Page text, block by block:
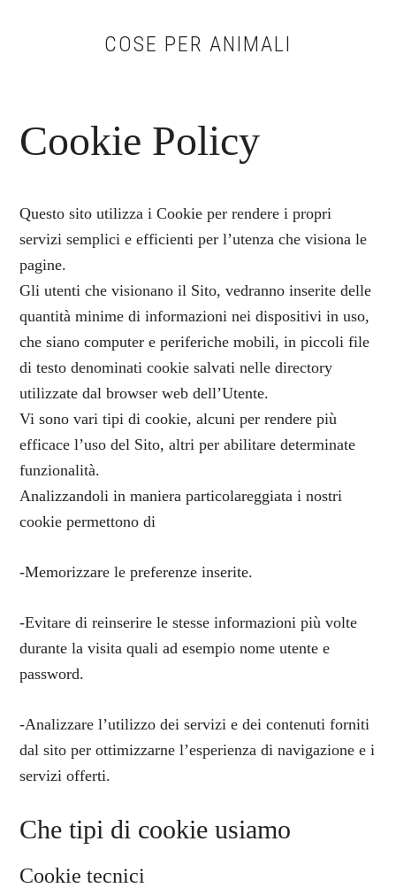
COSE PER ANIMALI
Cookie Policy
Questo sito utilizza i Cookie per rendere i propri
servizi semplici e efficienti per l’utenza che visiona le
pagine.
Gli utenti che visionano il Sito, vedranno inserite delle
quantità minime di informazioni nei dispositivi in uso,
che siano computer e periferiche mobili, in piccoli file
di testo denominati cookie salvati nelle directory
utilizzate dal browser web dell’Utente.
Vi sono vari tipi di cookie, alcuni per rendere più
efficace l’uso del Sito, altri per abilitare determinate
funzionalità.
Analizzandoli in maniera particolareggiata i nostri
cookie permettono di
-Memorizzare le preferenze inserite.
-Evitare di reinserire le stesse informazioni più volte
durante la visita quali ad esempio nome utente e
password.
-Analizzare l’utilizzo dei servizi e dei contenuti forniti
dal sito per ottimizzarne l’esperienza di navigazione e i
servizi offerti.
Che tipi di cookie usiamo
Cookie tecnici